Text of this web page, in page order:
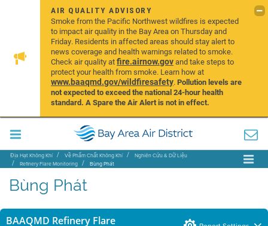
AIR QUALITY ADVISORY
Smoke from the Pacific Northwest wildfires is expected
to impact air quality in the Bay Area on Thursday and
Friday. Residents in affected areas should stay alert to
news coverage and health warnings related to smoke.
Check air quality atfire.airnow.govand take steps to
protect your health from smoke. Learn how at
www.baaqmd.gov/wildfiresafety.Pollution levels are
not expected to exceed the national 24-hour health
standard. A Spare the Air Alert is not in effect.
Địa Hạt Không Khí Về Phẩm Chất Không Khí
Nghiên Cứu & Dữ Liệu
Refinery Flare Monitoring
Bùng Phát
Bùng Phát
BAAQMD Refinery Flare